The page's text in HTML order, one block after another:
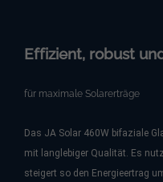
Effizient, robust
für maximale Solarerträge
Das JA Solar 460W bifaziale
mit langlebiger Qualität. Es
steigert so den Energieertrag